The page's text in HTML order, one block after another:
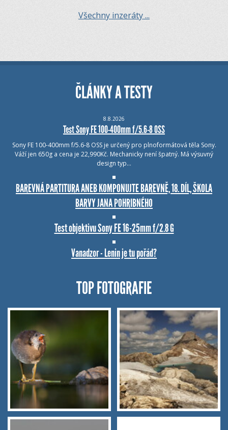
Všechny inzeráty ...
ČLÁNKY A TESTY
8.8.2026
Test Sony FE 100-400mm f/5.6-8 OSS
Sony FE 100-400mm f/5.6-8 OSS je určený pro plnoformátová těla Sony.
Váží jen 650g a cena je 22,990Kč. Mechanicky není špatný. Má výsuvný
design typ…
BAREVNÁ PARTITURA ANEB KOMPONUJTE BAREVNĚ, 18. DÍL, ŠKOLA
BARVY JANA POHRIBNÉHO
Test objektivu Sony FE 16-25mm f/2.8 G
Vanadzor - Lenin je tu pořád?
TOP FOTOGRAFIE